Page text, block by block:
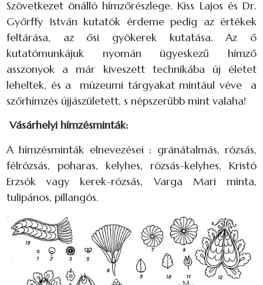
Szövetkezet önálló hímzőrészlege. Kiss Lajos és Dr.
Győrffy István kutatók érdeme pedig az értékek
feltárása, az ősi gyökerek kutatása. Az ő
kutatómunkájuk nyomán ügyeskezű hímző
asszonyok a már kiveszett technikába új életet
leheltek, és a múzeumi tárgyakat mintául véve a
szőrhímzés újjászületett, s népszerűbb mint valaha!
Vásárhelyi hímzésminták:
A hímzésminták elnevezései : gránátalmás, rózsás,
félrózsás, poharas, kelyhes, rózsás-kelyhes, Kristó
Erzsók vagy kerek-rózsás, Varga Mari minta,
tulipános, pillangós.